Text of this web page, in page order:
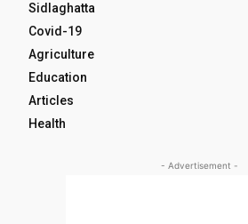
Sidlaghatta
Covid-19
Agriculture
Education
Articles
Health
- Advertisement -